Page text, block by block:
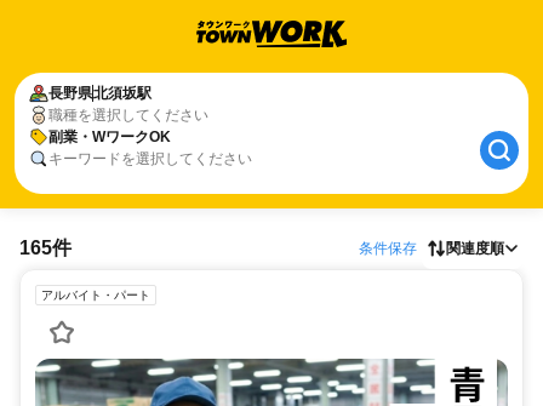
長野県北須坂駅
職種を選択してください
副業・WワークOK
キーワードを選択してください
165件 条件保存 関連度順
アルバイト・パート